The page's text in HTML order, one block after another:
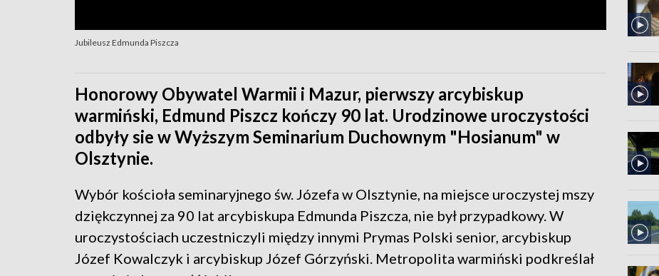
Jubileusz Edmunda Piszcza
Honorowy Obywatel Warmii i Mazur, pierwszy arcybiskup
warmiński, Edmund Piszcz kończy 90 lat. Urodzinowe uroczystości
odbyły sie w Wyższym Seminarium Duchownym "Hosianum" w
Olsztynie.
Wybór kościoła seminaryjnego św. Józefa w Olsztynie, na miejsce uroczystej mszy
dziękczynnej za 90 lat arcybiskupa Edmunda Piszcza, nie był przypadkowy. W
uroczystościach uczestniczyli między innymi Prymas Polski senior, arcybiskup
Józef Kowalczyk i arcybiskup Józef Górzyński. Metropolita warmiński podkreślał